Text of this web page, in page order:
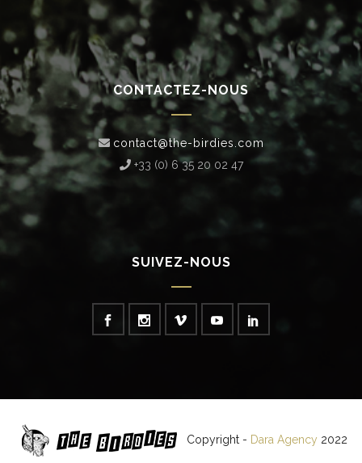
CONTACTEZ-NOUS
contact@the-birdies.com
+33 (0) 6 35 20 02 47‬
SUIVEZ-NOUS
Copyright - Dara Agency 2022